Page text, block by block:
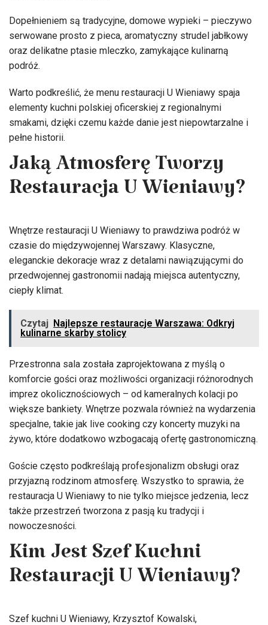
Dopełnieniem są tradycyjne, domowe wypieki – pieczywo
serwowane prosto z pieca, aromatyczny strudel jabłkowy
oraz delikatne ptasie mleczko, zamykające kulinarną
podróż.
Warto podkreślić, że menu restauracji U Wieniawy spaja
elementy kuchni polskiej oficerskiej z regionalnymi
smakami, dzięki czemu każde danie jest niepowtarzalne i
pełne historii.
Jaką Atmosferę Tworzy
Restauracja U Wieniawy?
Wnętrze restauracji U Wieniawy to prawdziwa podróż w
czasie do międzywojennej Warszawy. Klasyczne,
eleganckie dekoracje wraz z detalami nawiązującymi do
przedwojennej gastronomii nadają miejsca autentyczny,
ciepły klimat.
Czytaj Najlepsze restauracje Warszawa: Odkryj
kulinarne skarby stolicy
Przestronna sala została zaprojektowana z myślą o
komforcie gości oraz możliwości organizacji różnorodnych
imprez okolicznościowych – od kameralnych kolacji po
większe bankiety. Wnętrze pozwala również na wydarzenia
specjalne, takie jak live cooking czy koncerty muzyki na
żywo, które dodatkowo wzbogacają ofertę gastronomiczną.
Goście często podkreślają profesjonalizm obsługi oraz
przyjazną rodzinom atmosferę. Wszystko to sprawia, że
restauracja U Wieniawy to nie tylko miejsce jedzenia, lecz
także przestrzeń tworzona z pasją ku tradycji i
nowoczesności.
Kim Jest Szef Kuchni
Restauracji U Wieniawy?
Szef kuchni U Wieniawy, Krzysztof Kowalski,